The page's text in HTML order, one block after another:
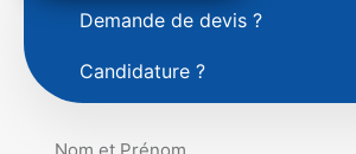
Demande de devis ?
Candidature ?